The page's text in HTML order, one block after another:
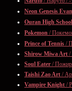
Neon Genesis
Ouran High
Pokemon /
Prince of Tennis /
Shirow Miwa Art /
Soul Eater /
Taishi Zao Art /
Vampire Knight /